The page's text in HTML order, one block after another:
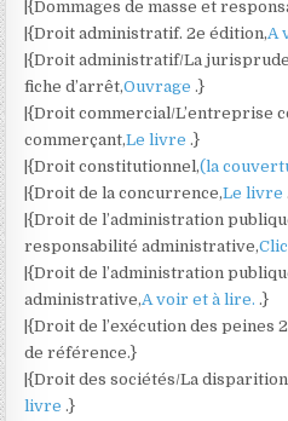
|{Dommages de masse et
|{Droit administratif. 2e édition,A
|{Droit administratif/La
fiche d’arrêt,Ouvrage.}
|{Droit commercial/L’entreprise
commerçant,Le livre.}
|{Droit constitutionnel,(la
|{Droit de la concurrence,Le livre
|{Droit de l’administration
responsabilité administrative,
|{Droit de l’administration
administrative,A voir et à lire..}
|{Droit de l’exécution des peines
de référence.}
|{Droit des sociétés/La
livre.}